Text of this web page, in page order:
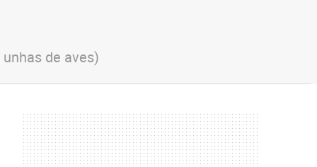
de aves)